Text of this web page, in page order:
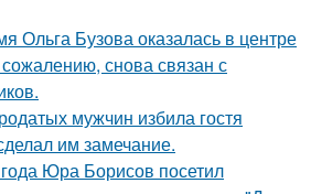
Ольга Бузова оказалась в центре
снова связан с
мужчин избила гостя
им замечание.
Юра Борисов посетил